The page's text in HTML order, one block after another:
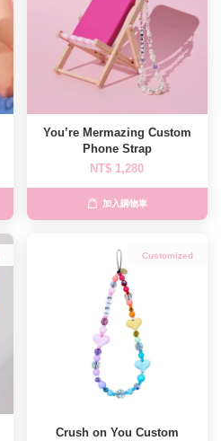
You’re Mermazing Custom
Phone Strap
NT$ 1,280
加入購物車
Customized
Crush on You Custom